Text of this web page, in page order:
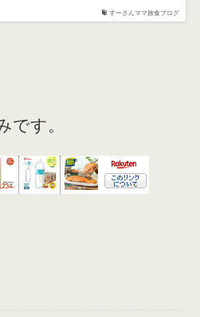
すーさんママ旅食ブログ
です。